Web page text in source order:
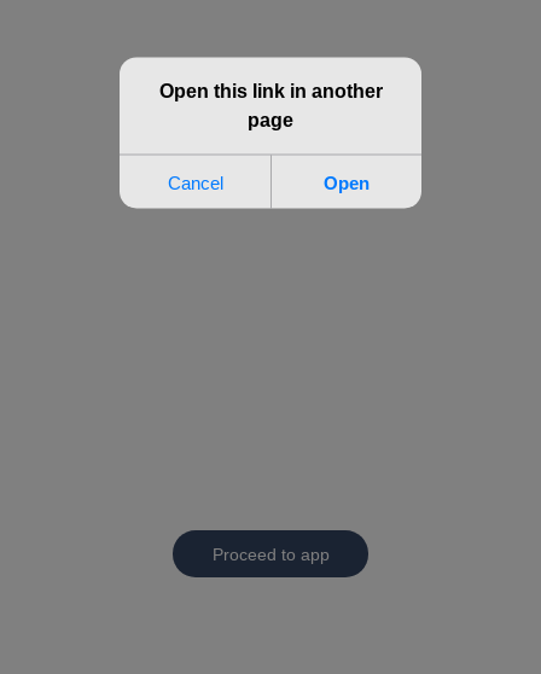
Proceed to app